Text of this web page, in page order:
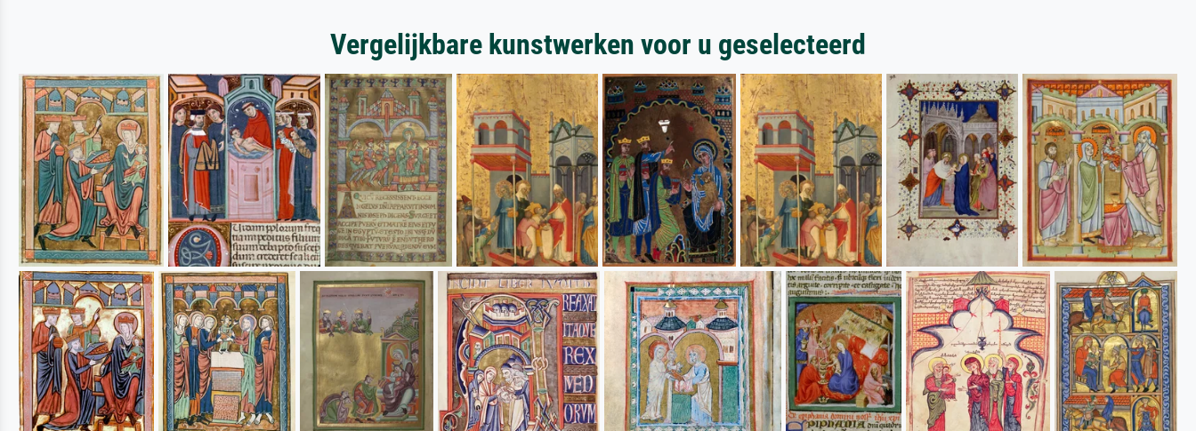
Vergelijkbare kunstwerken voor u geselecteerd